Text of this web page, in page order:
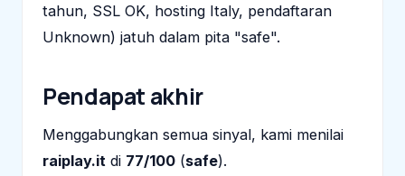
tahun, SSL OK, hosting Italy, pendaftaran
Unknown) jatuh dalam pita "safe".
Pendapat akhir
Menggabungkan semua sinyal, kami menilai
raiplay.it di 77/100 (safe).